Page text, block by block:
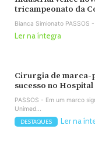
tricampeonato da
Bianca Simionato PASSOS
Ler na íntegra
Cirurgia de marca-
sucesso no Hospital
PASSOS - Em um marco
Unimed...
DESTAQUES Ler na